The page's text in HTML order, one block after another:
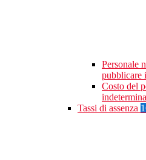
Personale
pubblicare
Costo del
Tassi di assenza